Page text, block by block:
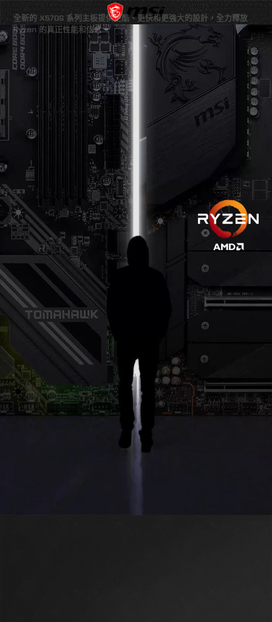
全新的 X570S 系列主板提供更酷、更快和更強大的設計，全力釋放
Ryzen 的真正性能和信念。